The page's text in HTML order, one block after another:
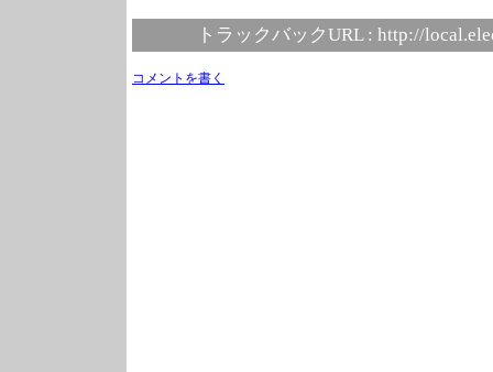
トラックバックURL : http://
コメントを書く